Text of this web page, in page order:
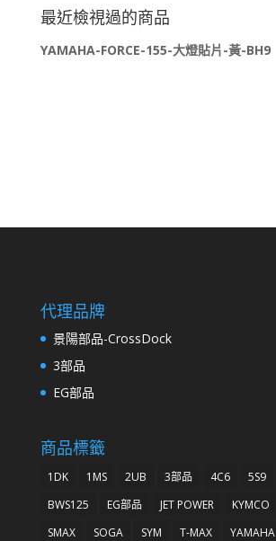
關
鍵
字:
最近檢視過的商品
YAMAHA-FORCE-155-大燈貼片-黃-BH9
代理品牌
景陽部品-CrossDock
3部品
EG部品
商品標籤
1DK 1MS 2UB 3部品 4C6 5S9
BWS125
EG部品 JET POWER KYMCO
SMAX
SOGA SYM T-MAX YAMAHA